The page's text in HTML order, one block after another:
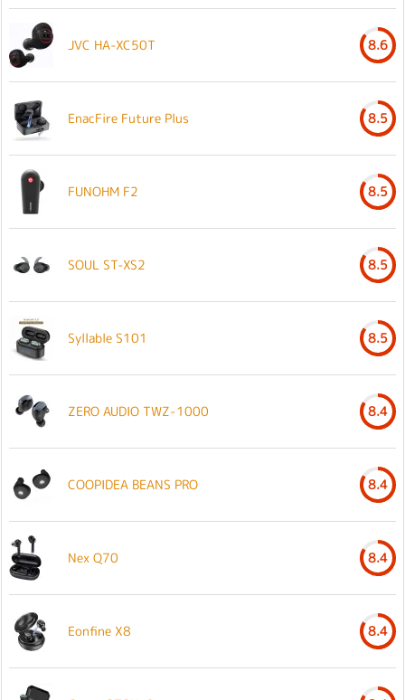
JVC HA-XC50T 8.6
EnacFire Future Plus 8.5
FUNOHM F2 8.5
SOUL ST-XS2 8.5
Syllable S101 8.5
ZERO AUDIO TWZ-1000 8.4
COOPIDEA BEANS PRO 8.4
Nex Q70 8.4
Eonfine X8 8.4